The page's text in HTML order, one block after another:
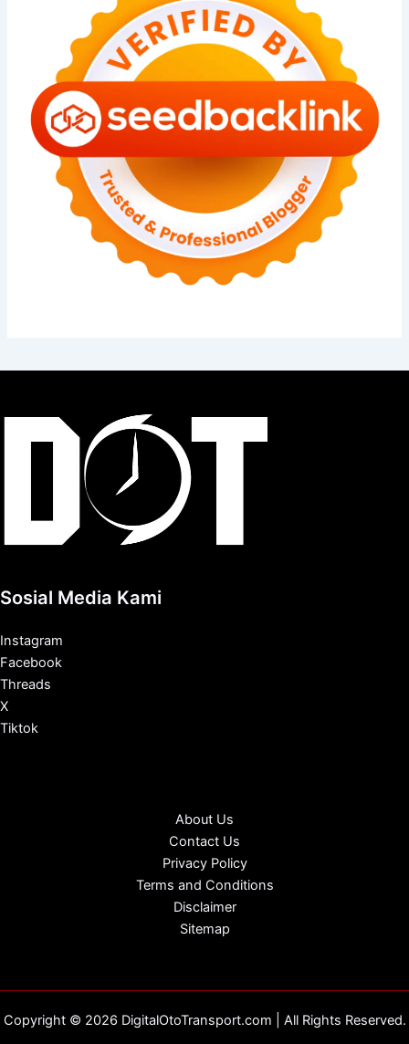
Sosial Media Kami
Instagram
Facebook
Threads
X
Tiktok
About Us
Contact Us
Privacy Policy
Terms and Conditions
Disclaimer
Sitemap
Copyright © 2026 DigitalOtoTransport.com | All Rights Reserved.